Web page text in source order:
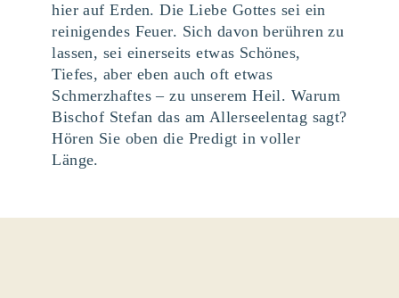
hier auf Erden. Die Liebe Gottes sei ein
reinigendes Feuer. Sich davon berühren zu
lassen, sei einerseits etwas Schönes,
Tiefes, aber eben auch oft etwas
Schmerzhaftes – zu unserem Heil. Warum
Bischof Stefan das am Allerseelentag sagt?
Hören Sie oben die Predigt in voller
Länge.